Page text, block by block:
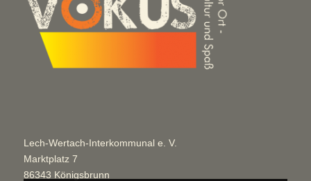
Lech-Wertach-Interkommunal e. V.
Marktplatz 7
86343 Königsbrunn